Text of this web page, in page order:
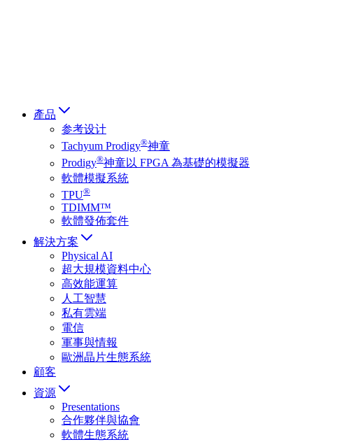
產品
参考设计
Tachyum Prodigy®神童
Prodigy®神童以 FPGA 為基礎的模擬器
軟體模擬系統
TPU®
TDIMM™
軟體發佈套件
解決方案
Physical AI
超大規模資料中心
高效能運算
人工智慧
私有雲端
電信
軍事與情報
歐洲晶片生態系統
顧客
資源
Presentations
合作夥伴與協會
軟體生態系統